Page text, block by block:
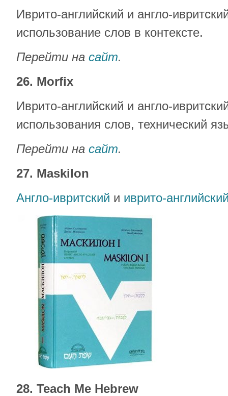
Иврито-английский и англо-
использование слов в контексте.
Перейти на сайт.
26. Morfix
Иврито-английский и англо-
использования слов, технический
Перейти на сайт.
27. Maskilon
Англо-ивритский и иврито-
28. Teach Me Hebrew